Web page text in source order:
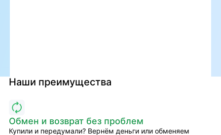
Наши преимущества
Обмен и возврат без проблем
Купили и передумали? Вернём деньги или обменяем